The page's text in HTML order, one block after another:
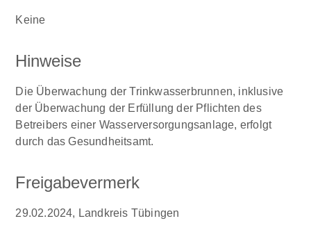
Keine
Hinweise
Die Überwachung der Trinkwasserbrunnen, inklusive
der Überwachung der Erfüllung der Pflichten des
Betreibers einer Wasserversorgungsanlage, erfolgt
durch das Gesundheitsamt.
Freigabevermerk
29.02.2024, Landkreis Tübingen